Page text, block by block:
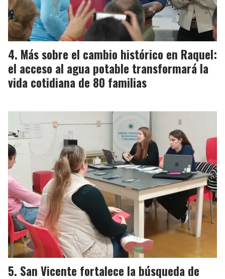
Más sobre el cambio histórico en Raquel:
el acceso al agua potable transformará la
vida cotidiana de 80 familias
San Vicente fortalece la búsqueda de